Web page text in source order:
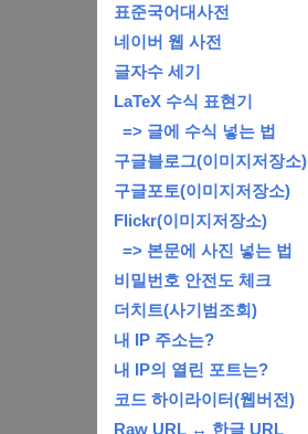
표준국어대사전
네이버 웹 사전
글자수 세기
LaTeX 수식 표현기
=> 글에 수식 넣는 법
구글블로그(이미지저장소)
구글포토(이미지저장소)
Flickr(이미지저장소)
=> 본문에 사진 넣는 법
비밀번호 안전도 체크
더치트(사기범조회)
내 IP 주소는?
내 IP의 열린 포트는?
코드 하이라이터(웹버전)
Raw URL ↔ 한글 URL